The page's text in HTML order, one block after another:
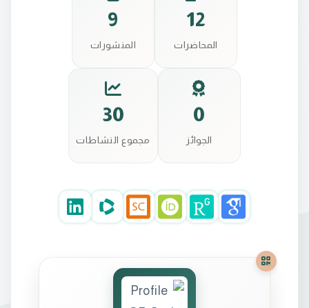
12
المحاضرات
9
المنشورات
0
الجوائز
30
مجموع النشاطات